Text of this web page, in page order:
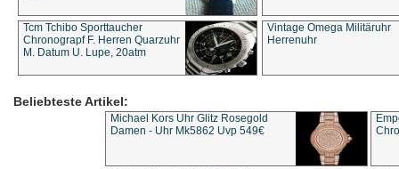
Tcm Tchibo Sporttaucher
Chronograpf F. Herren Quarzuhr
M. Datum U. Lupe, 20atm
Vintage Omega Militäruhr
Herrenuhr
Beliebteste Artikel:
Michael Kors Uhr Glitz Rosegold
Damen - Uhr Mk5862 Uvp 549€